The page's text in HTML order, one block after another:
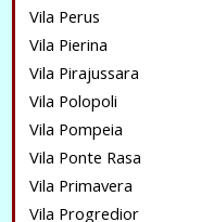
Vila Perus
Vila Pierina
Vila Pirajussara
Vila Polopoli
Vila Pompeia
Vila Ponte Rasa
Vila Primavera
Vila Progredior